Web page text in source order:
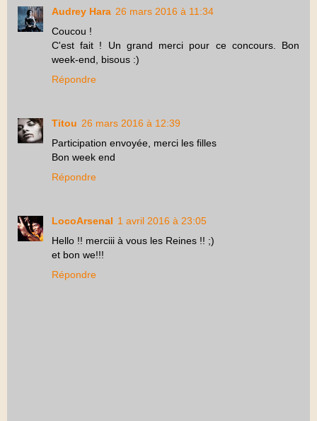
Audrey Hara 26 mars 2016 à 11:34
Coucou !
C'est fait ! Un grand merci pour ce concours. Bon
week-end, bisous :)
Répondre
Titou 26 mars 2016 à 12:39
Participation envoyée, merci les filles
Bon week end
Répondre
LocoArsenal 1 avril 2016 à 23:05
Hello !! merciii à vous les Reines !! ;)
et bon we!!!
Répondre